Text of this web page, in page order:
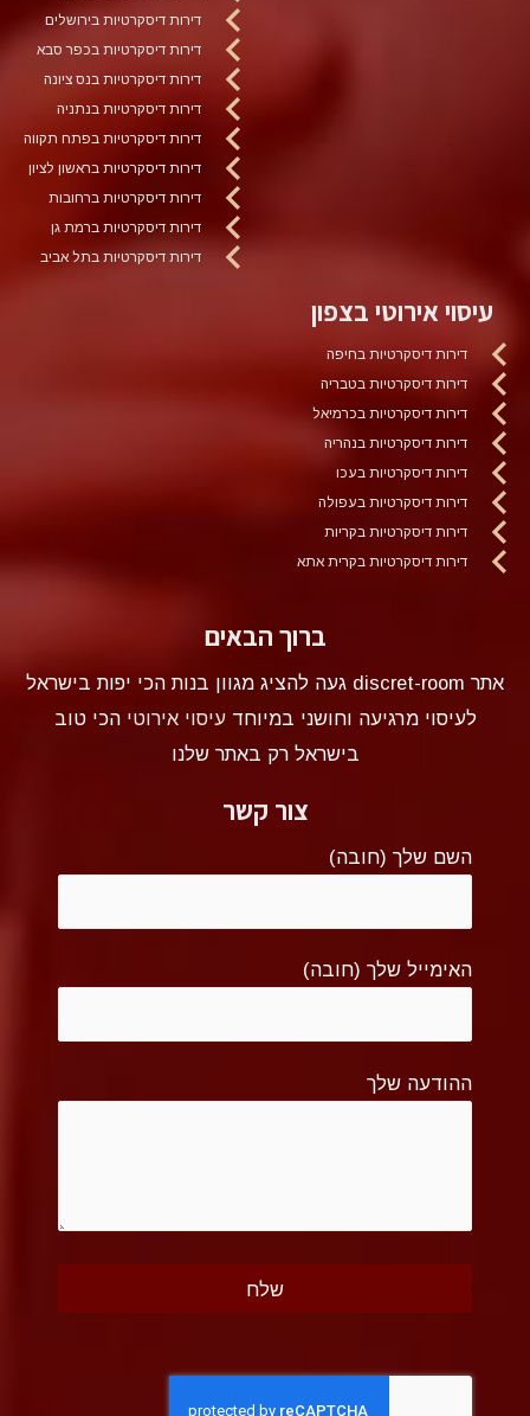
דירות דיסקרטיות בירושלים
דירות דיסקרטיות בכפר סבא
דירות דיסקרטיות בנס ציונה
דירות דיסקרטיות בנתניה
דירות דיסקרטיות בפתח תקווה
דירות דיסקרטיות בראשון לציון
דירות דיסקרטיות ברחובות
דירות דיסקרטיות ברמת גן
דירות דיסקרטיות בתל אביב
עיסוי אירוטי בצפון
דירות דיסקרטיות בחיפה
דירות דיסקרטיות בטבריה
דירות דיסקרטיות בכרמיאל
דירות דיסקרטיות בנהריה
דירות דיסקרטיות בעכו
דירות דיסקרטיות בעפולה
דירות דיסקרטיות בקריות
דירות דיסקרטיות בקרית אתא
ברוך הבאים
אתר discret-room געה להציג מגוון בנות הכי יפות בישראל
לעיסוי מרגיעה וחושני במיוחדעיסוי אירוטי הכי טוב
בישראל רק באתר שלנו
צור קשר
השם שלך (חובה)
האימייל שלך (חובה)
ההודעה שלך